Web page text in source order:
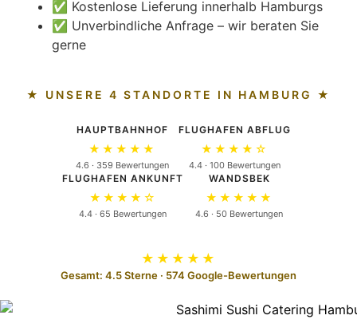
✅ Kostenlose Lieferung innerhalb Hamburgs
✅ Unverbindliche Anfrage – wir beraten Sie
gerne
★ UNSERE 4 STANDORTE IN HAMBURG ★
HAUPTBAHNHOF
★★★★★
4.6 · 359 Bewertungen
FLUGHAFEN ABFLUG
★★★★☆
4.4 · 100 Bewertungen
FLUGHAFEN ANKUNFT
★★★★☆
4.4 · 65 Bewertungen
WANDSBEK
★★★★★
4.6 · 50 Bewertungen
★★★★★
Gesamt: 4.5 Sterne · 574 Google-Bewertungen